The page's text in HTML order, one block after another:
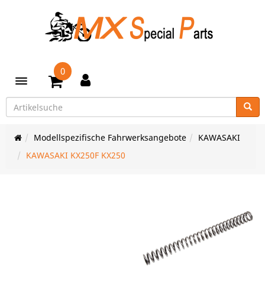
Toggle navigation
0
Modellspezifische Fahrwerksangebote
KAWASAKI
KAWASAKI KX250F KX250